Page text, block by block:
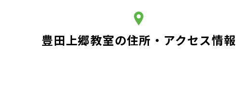
豊田上郷教室の住所・アクセス情報